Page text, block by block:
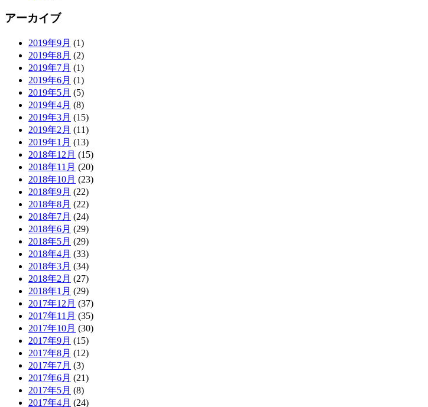
アーカイブ
2019年9月 (1)
2019年8月 (2)
2019年7月 (1)
2019年6月 (1)
2019年5月 (5)
2019年4月 (8)
2019年3月 (15)
2019年2月 (11)
2019年1月 (13)
2018年12月 (15)
2018年11月 (20)
2018年10月 (23)
2018年9月 (22)
2018年8月 (22)
2018年7月 (24)
2018年6月 (29)
2018年5月 (29)
2018年4月 (33)
2018年3月 (34)
2018年2月 (27)
2018年1月 (29)
2017年12月 (37)
2017年11月 (35)
2017年10月 (30)
2017年9月 (15)
2017年8月 (12)
2017年7月 (3)
2017年6月 (21)
2017年5月 (8)
2017年4月 (24)